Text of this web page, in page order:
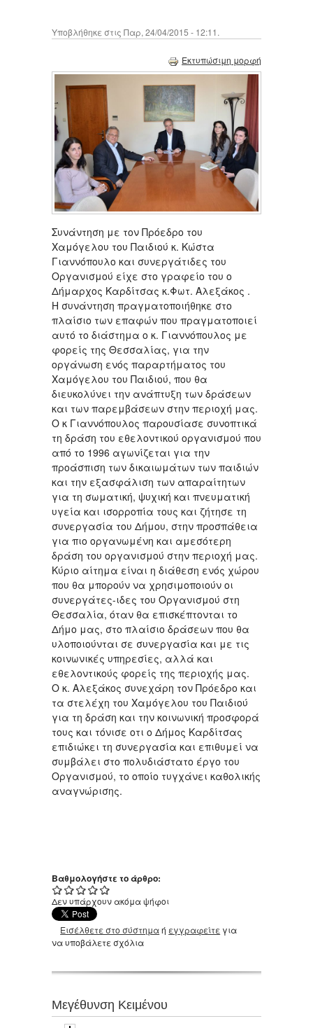
Υποβλήθηκε στις Παρ, 24/04/2015 - 12:11.
Εκτυπώσιμη μορφή
Συνάντηση με τον Πρόεδρο του
Χαμόγελου του Παιδιού κ. Κώστα
Γιαννόπουλο και συνεργάτιδες του
Οργανισμού είχε στο γραφείο του ο
Δήμαρχος Καρδίτσας κ.Φωτ. Αλεξάκος .
Η συνάντηση πραγματοποιήθηκε στο
πλαίσιο των επαφών που πραγματοποιεί
αυτό το διάστημα ο κ. Γιαννόπουλος με
φορείς της Θεσσαλίας, για την
οργάνωση ενός παραρτήματος του
Χαμόγελου του Παιδιού, που θα
διευκολύνει την ανάπτυξη των δράσεων
και των παρεμβάσεων στην περιοχή μας.
Ο κ Γιαννόπουλος παρουσίασε συνοπτικά
τη δράση του εθελοντικού οργανισμού που
από το 1996 αγωνίζεται για την
προάσπιση των δικαιωμάτων των παιδιών
και την εξασφάλιση των απαραίτητων
για τη σωματική, ψυχική και πνευματική
υγεία και ισορροπία τους και ζήτησε τη
συνεργασία του Δήμου, στην προσπάθεια
για πιο οργανωμένη και αμεσότερη
δράση του οργανισμού στην περιοχή μας.
Κύριο αίτημα είναι η διάθεση ενός χώρου
που θα μπορούν να χρησιμοποιούν οι
συνεργάτες-ιδες του Οργανισμού στη
Θεσσαλία, όταν θα επισκέπτονται το
Δήμο μας, στο πλαίσιο δράσεων που θα
υλοποιούνται σε συνεργασία και με τις
κοινωνικές υπηρεσίες, αλλά και
εθελοντικούς φορείς της περιοχής μας.
Ο κ. Αλεξάκος συνεχάρη τον Πρόεδρο και
τα στελέχη του Χαμόγελου του Παιδιού
για τη δράση και την κοινωνική προσφορά
τους και τόνισε οτι ο Δήμος Καρδίτσας
επιδιώκει τη συνεργασία και επιθυμεί να
συμβάλει στο πολυδιάστατο έργο του
Οργανισμού, το οποίο τυγχάνει καθολικής
αναγνώρισης.
Βαθμολογήστε το άρθρο:
Δεν υπάρχουν ακόμα ψήφοι
Εισέλθετε στο σύστημαή εγγραφείτε για
να υποβάλετε σχόλια
Μεγέθυνση Κειμένου